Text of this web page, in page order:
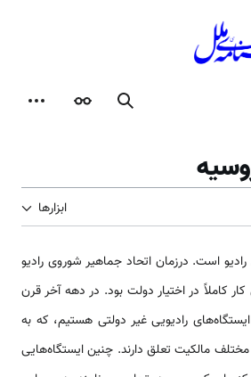
جستجوظاهر
ابزارها
است. درزمان اتحاد جماهیر شوروی رادیو
کاملاً در اختیار دولت بود. در دهه آخر قرن
ایستگاه‌های رادیویی غیر دولتی هستیم، که به
مختلف مالکیت تعلق دارند. چنین ایستگاه‌هایی